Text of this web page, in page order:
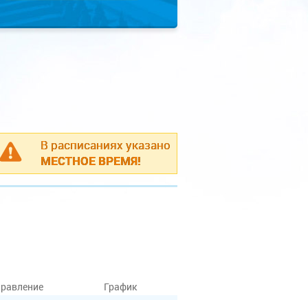
В расписаниях указано
МЕСТНОЕ ВРЕМЯ!
График